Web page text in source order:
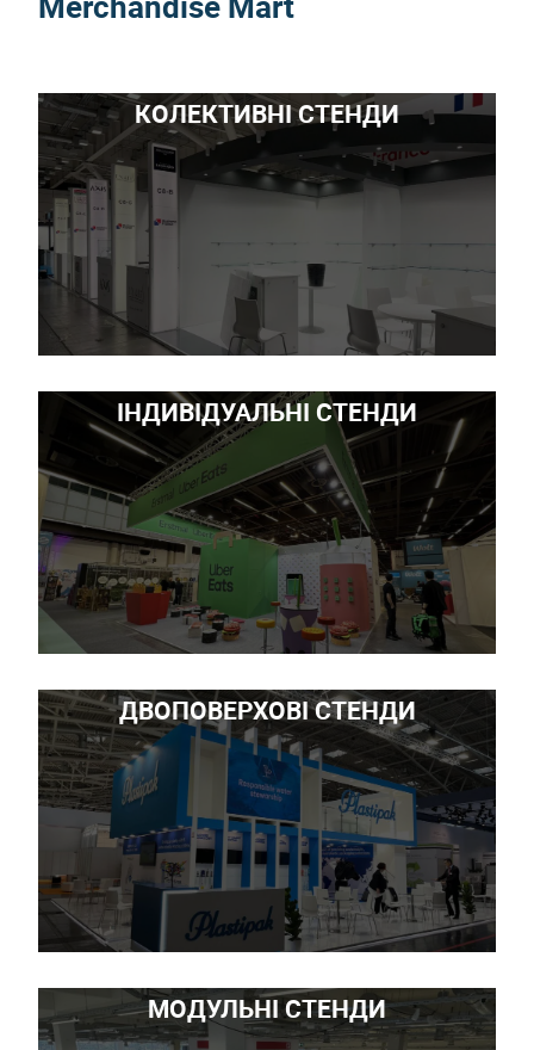
КОЛЕКТИВНІ СТЕНДИ
ІНДИВІДУАЛЬНІ СТЕНДИ
ДВОПОВЕРХОВІ СТЕНДИ
МОДУЛЬНІ СТЕНДИ